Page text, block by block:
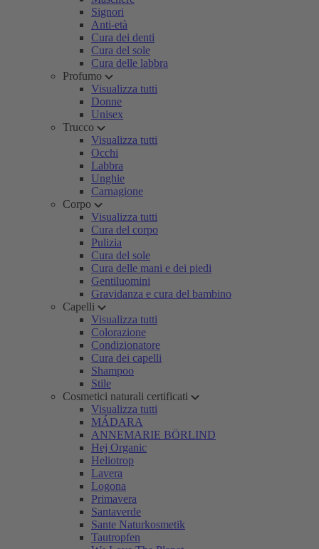
Signori
Anti-età
Cura dei denti
Cura del sole
Cura delle labbra
Profumo
Visualizza tutti
Donne
Unisex
Trucco
Visualizza tutti
Occhi
Labbra
Unghie
Carnagione
Corpo
Visualizza tutti
Cura del corpo
Pulizia
Cura del sole
Cura delle mani e dei piedi
Gentiluomini
Gravidanza e cura del bambino
Capelli
Visualizza tutti
Colorazione
Condizionatore
Cura dei capelli
Shampoo
Stile
Cosmetici naturali certificati
Visualizza tutti
MÁDARA
ANNEMARIE BÖRLIND
Hej Organic
Heliotrop
Lavera
Logona
Primavera
Santaverde
Sante Naturkosmetik
Tautropfen